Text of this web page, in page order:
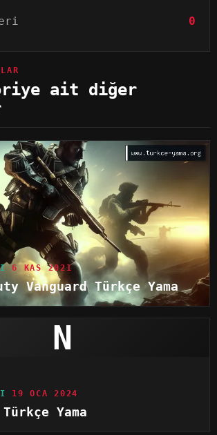
0
ait diğer
6 KAS 2021
Vanguard Türkçe Yama
N
19 OCA 2024
Yama